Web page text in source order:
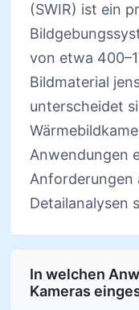
(SWIR) ist ein
von etwa
Bildmaterial
unterscheidet
Anwendungen
Anforderungen
Detailanalysen
In welchen
Kameras